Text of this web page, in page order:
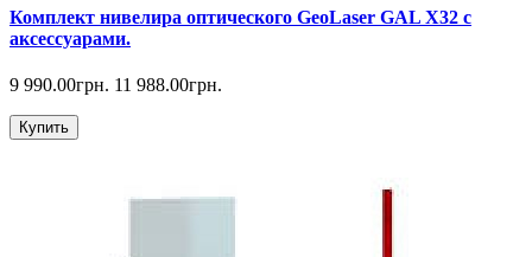
Комплект нивелира оптического GeoLaser GAL Х32 с
аксессуарами.
9 990.00грн. 11 988.00грн.
Купить